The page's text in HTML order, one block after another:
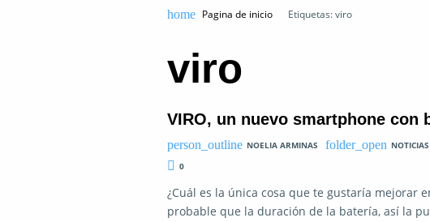
Pagina de inicio Etiquetas: viro
viro
VIRO, un nuevo smartphone con
NOELIA ARMINAS
0
¿Cuál es la única cosa que te gustaría mejorar
probable que la duración de la batería, así la